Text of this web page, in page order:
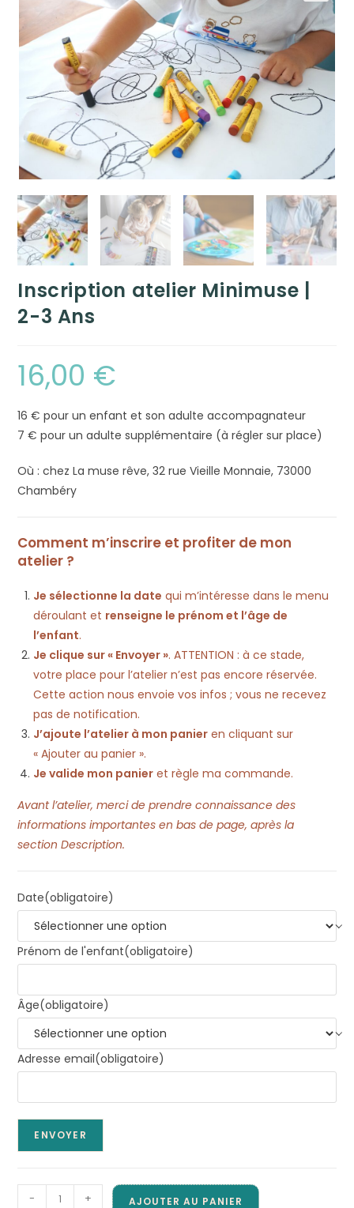
Inscription atelier Minimuse |
2-3 Ans
16,00 €
16 € pour un enfant et son adulte accompagnateur
7 € pour un adulte supplémentaire (à régler sur place)
Où : chez La muse rêve, 32 rue Vieille Monnaie, 73000
Chambéry
Comment m’inscrire et profiter de mon
atelier ?
Je sélectionne la date qui m’intéresse dans le menu
déroulant et renseigne le prénom et l’âge de
l’enfant.
Je clique sur « Envoyer ». ATTENTION : à ce stade,
votre place pour l’atelier n’est pas encore réservée.
Cette action nous envoie vos infos ; vous ne recevez
pas de notification.
J’ajoute l’atelier à mon panier en cliquant sur
« Ajouter au panier ».
Je valide mon panier et règle ma commande.
Avant l’atelier, merci de prendre connaissance des
informations importantes en bas de page, après la
section Description.
Date(obligatoire)
Prénom de l'enfant(obligatoire)
Âge(obligatoire)
Adresse email(obligatoire)
ENVOYER
quantité
- + AJOUTER AU PANIER